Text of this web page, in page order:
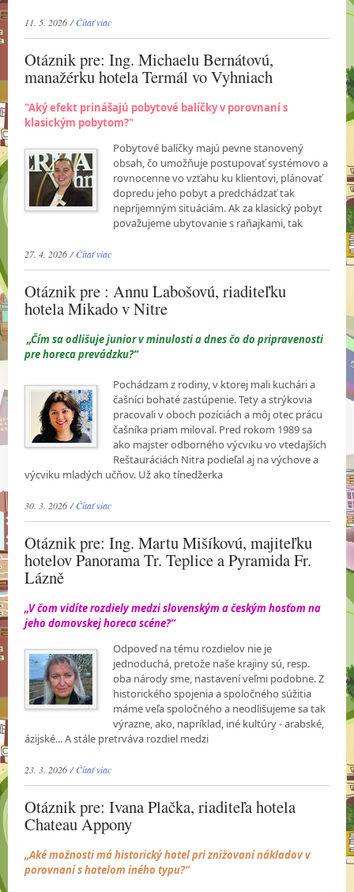
11. 5. 2026 /Čítať viac
Otáznik pre: Ing. Michaelu Bernátovú,
manažérku hotela Termál vo Vyhniach
"Aký efekt prinášajú pobytové balíčky v porovnaní s
klasickým pobytom?"
Pobytové balíčky majú pevne stanovený
obsah, čo umožňuje postupovať systémovo a
rovnocenne vo vzťahu ku klientovi, plánovať
dopredu jeho pobyt a predchádzať tak
nepríjemným situáciám. Ak za klasický pobyt
považujeme ubytovanie s raňajkami, tak
27. 4. 2026 /Čítať viac
Otáznik pre : Annu Labošovú, riaditeľku
hotela Mikado v Nitre
„Čím sa odlišuje junior v minulosti a dnes čo do pripravenosti
pre horeca prevádzku?“
Pochádzam z rodiny, v ktorej mali kuchári a
čašníci bohaté zastúpenie. Tety a strýkovia
pracovali v oboch pozíciách a môj otec prácu
čašníka priam miloval. Pred rokom 1989 sa
ako majster odborného výcviku vo vtedajších
Reštauráciách Nitra podieľal aj na výchove a
výcviku mladých učňov. Už ako tínedžerka
30. 3. 2026 /Čítať viac
Otáznik pre: Ing. Martu Mišíkovú, majiteľku
hotelov Panorama Tr. Teplice a Pyramida Fr.
Lázně
„V čom vidíte rozdiely medzi slovenským a českým hosťom na
jeho domovskej horeca scéne?“
Odpoveď na tému rozdielov nie je
jednoduchá, pretože naše krajiny sú, resp.
oba národy sme, nastavení veľmi podobne. Z
historického spojenia a spoločného súžitia
máme veľa spoločného a neodlišujeme sa tak
výrazne, ako, napríklad, iné kultúry - arabské,
ázijské... A stále pretrváva rozdiel medzi
23. 3. 2026 /Čítať viac
Otáznik pre: Ivana Plačka, riaditeľa hotela
Chateau Appony
„Aké možnosti má historický hotel pri znižovaní nákladov v
porovnaní s hotelom iného typu?“